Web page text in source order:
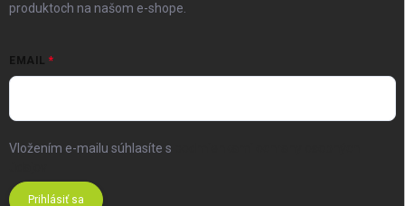
produktoch na našom e-shope.
EMAIL
Vložením e-mailu súhlasíte s
Prihlásiť sa